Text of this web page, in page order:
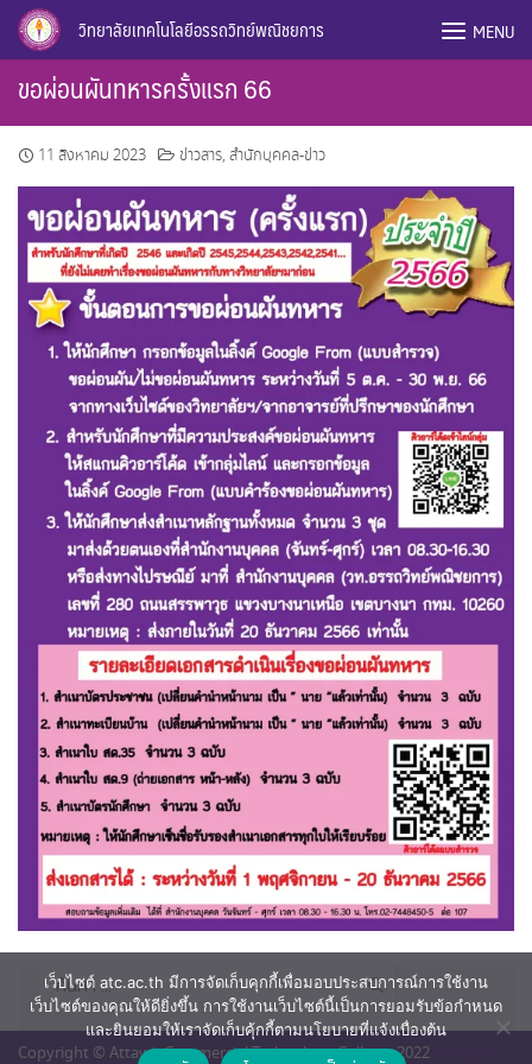
Skip
content
วิทยาลัยเทคโนโลยีอรรถวิทย์พณิชยการ MENU
ขอผ่อนผันทหารครั้งแรก 66
11 สิงหาคม 2023 ข่าวสาร, สำนักบุคคล-ข่าว
ค้นหา
สำหรับ:
Copyright © Attawit Commercial Technology College. 2022
เว็บไซต์ atc.ac.th มีการจัดเก็บคุกกี้เพื่อมอบประสบการณ์การใช้งาน
เว็บไซต์ของคุณให้ดียิ่งขึ้น การใช้งานเว็บไซต์นี้เป็นการยอมรับข้อกำหนด
และยินยอมให้เราจัดเก็บคุ้กกี้ตามนโยบายที่แจ้งเบื่องต้น